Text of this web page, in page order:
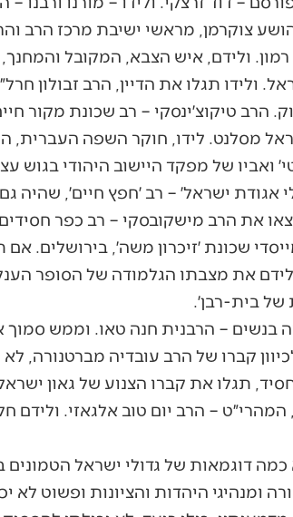
צוקרמן, מראשי ישיבת מרכז הרב
ולידם, איש הצבא, המקובל והמחנך,
ולידו תגלו את הדיין, הרב זבולון
טיקוצ׳ינסקי – רב שכונת מקור
מסלנט. לידו, חוקר השפה העברית,
ואביו של מפקד היישוב היהודי בגוש
ישראל׳ – רב ׳חפץ חיים׳, שהיה
את הרב מישקובסקי – רב כפר
שכונת ׳זיכרון משה׳, בירושלים. אם
את מצבתו הגלמודה של הסופר
של בית-רבן׳.
– הרבנית חנה טאו. וממש סמוך
קברו של הרב עובדיה מברטנורה,
תגלו את קברו הצנוע של גאון
המהרי״ט – הרב יום טוב אלגאזי. ולידם
דוגמאות של גדולי ישראל הטמונים
ומנהיגי היהדות והציונות ופשוט לא